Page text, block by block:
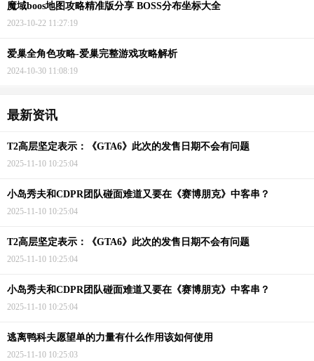
魔域boos地图攻略精准版分享 BOSS分布坐标大全
2023-10-22 11:27:19
爱巢全角色攻略-爱巢完整游戏攻略解析
2024-10-30 11:08:19
最新资讯
T2高层坚定表示：《GTA6》此次的发售日期不会有问题
2025-11-10 10:25:04
小岛秀夫和CDPR团队碰面难道又要在《赛博朋克》中客串？
2025-11-10 10:25:04
T2高层坚定表示：《GTA6》此次的发售日期不会有问题
2025-11-10 10:25:04
小岛秀夫和CDPR团队碰面难道又要在《赛博朋克》中客串？
2025-11-10 10:25:04
逃离鸭科夫愿望单的力量有什么作用该如何使用
2025-11-10 10:25:03